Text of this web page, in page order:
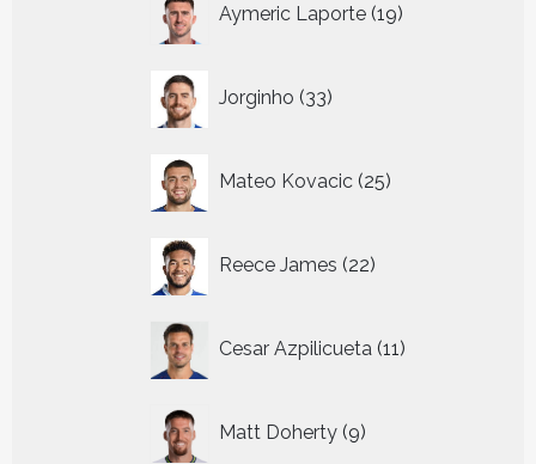
Aymeric Laporte 19
producten
Jorginho 33
producten
Mateo Kovacic 25
producten
Reece James 22
producten
Cesar Azpilicueta 11
producten
Matt Doherty 9
producten